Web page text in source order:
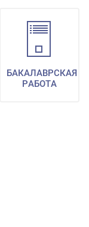
БАКАЛАВРСКАЯ
РАБОТА